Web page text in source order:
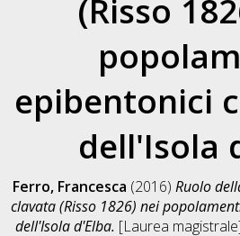
(Risso
epibentonici
dell'Isola
Ferro, Francesca (2016)Ruolo
clavata (Risso 1826) nei
dell'Isola d'Elba. [Laurea